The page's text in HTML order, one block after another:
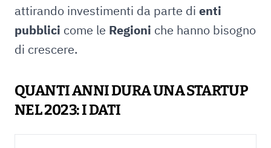
attirando investimenti da parte di enti
pubblici come le Regioni che hanno bisogno
di crescere.
QUANTI ANNI DURA UNA STARTUP
NEL 2023: I DATI